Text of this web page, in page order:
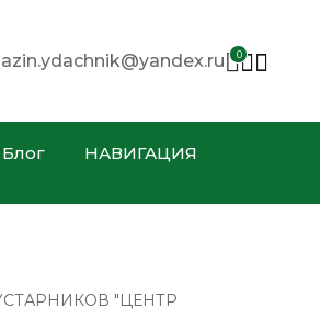
0
Блог
НАВИГАЦИЯ
"ЦЕНТР